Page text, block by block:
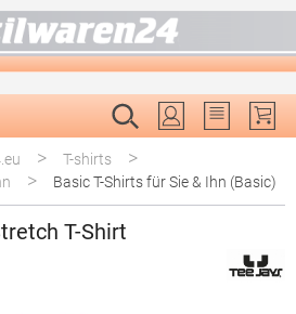
Du hast 0
> T-shirts >
> Basic T-Shirts für Sie & Ihn (Basic)
T-Shirt